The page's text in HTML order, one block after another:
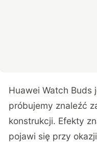
Huawei Watch Buds
próbujemy znaleźć
konstrukcji. Efekty
pojawi się przy